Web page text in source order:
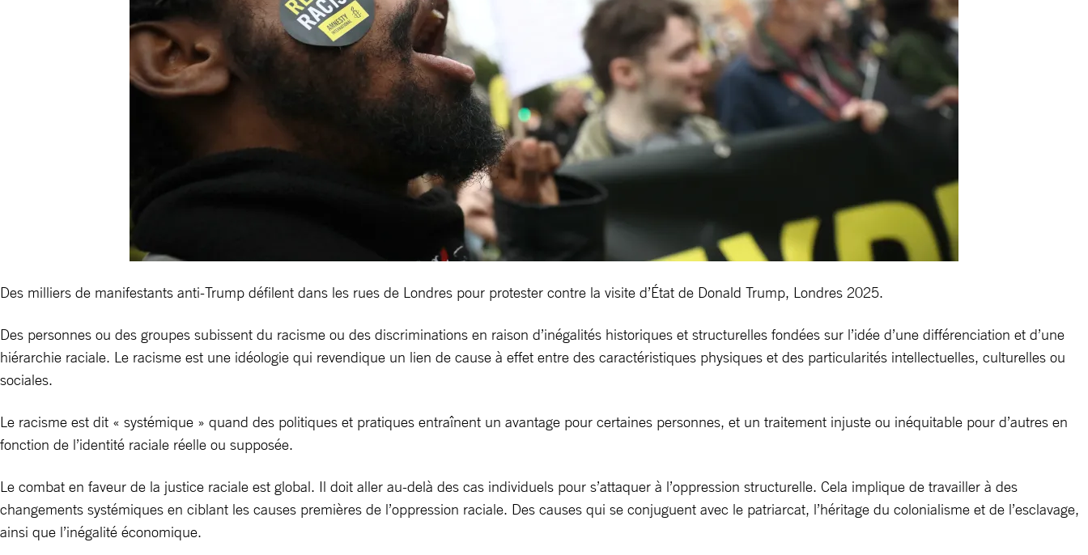
Des milliers de manifestants anti-Trump défilent dans les rues de Londres pour protester contre la visite d’État de Donald Trump, Londres 2025.
Des personnes ou des groupes subissent du racisme ou des discriminations en raison d’inégalités historiques et structurelles fondées sur l’idée d’une différenciation et d’une
hiérarchie raciale. Le racisme est une idéologie qui revendique un lien de cause à effet entre des caractéristiques physiques et des particularités intellectuelles, culturelles ou
sociales.
Le racisme est dit « systémique » quand des politiques et pratiques entraînent un avantage pour certaines personnes, et un traitement injuste ou inéquitable pour d’autres en
fonction de l’identité raciale réelle ou supposée.
Le combat en faveur de la justice raciale est global. Il doit aller au-delà des cas individuels pour s’attaquer à l’oppression structurelle. Cela implique de travailler à des
changements systémiques en ciblant les causes premières de l’oppression raciale. Des causes qui se conjuguent avec le patriarcat, l’héritage du colonialisme et de l’esclavage,
ainsi que l’inégalité économique.